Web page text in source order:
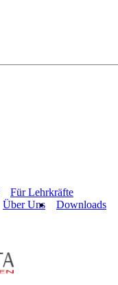
Für Lehrkräfte
Über Uns
Downloads